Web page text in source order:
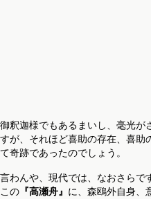
御釈迦様でもあるまいし、毫光が
すが、それほど喜助の存在、喜助
て奇跡であったのでしょう。
言わんや、現代では、なおさらで
この 『高瀬舟』 に、森鴎外自身、